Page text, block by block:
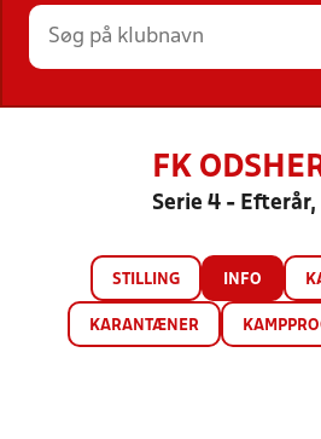
HOLD
FK
Serie 4 - Efterår,
STILLING INFO
KARANTÆNER